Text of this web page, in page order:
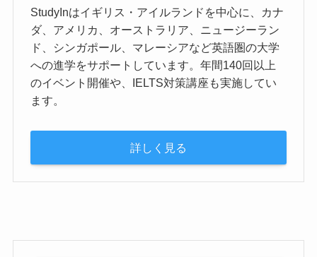
StudyInはイギリス・アイルランドを中心に、カナ
ダ、アメリカ、オーストラリア、ニュージーラン
ド、シンガポール、マレーシアなど英語圏の大学
への進学をサポートしています。年間140回以上
のイベント開催や、IELTS対策講座も実施してい
ます。
詳しく見る